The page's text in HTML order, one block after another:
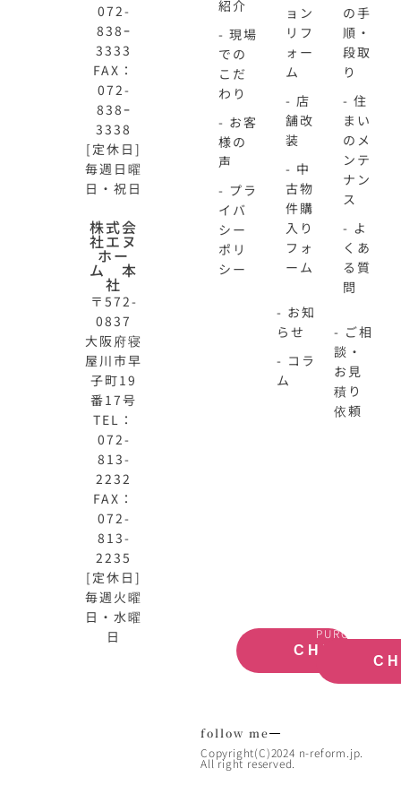
072-
838ｰ
3333
FAX：
072-
838ｰ
3338
[定休日]
毎週日曜
日・祝日
株式会
社エヌ
ホー
ム 本
社
〒572-
0837
大阪府寝
屋川市早
子町19
番17号
TEL：
072-
813-
2232
FAX：
072-
813-
2235
[定休日]
毎週火曜
日・水曜
日
紹介
- 現場
での
こだ
わり
- お客
様の
声
- プラ
イバ
シー
ポリ
シー
ョン
リフ
ォー
ム
- 店
舗改
装
- 中
古物
件購
入り
フォ
ーム
- お知
らせ
- コラ
ム
の手
順・
段取
り
- 住
まい
のメ
ンテ
ナン
ス
- よ
くあ
る質
問
- ご相
談・
お見
積り
依頼
CHECK
PURCHASE
follow me
Copyright(C)2024 n-reform.jp.
All right reserved.